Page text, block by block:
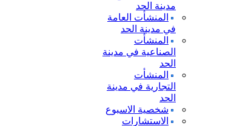
مدينة الحد
المنشأت العامة
في مدينة الحد
المنشأت
الصناعية في مدينة
الحد
المنشأت
التجارية في مدينة
الحد
شخصية الاسبوع
الاستشارات